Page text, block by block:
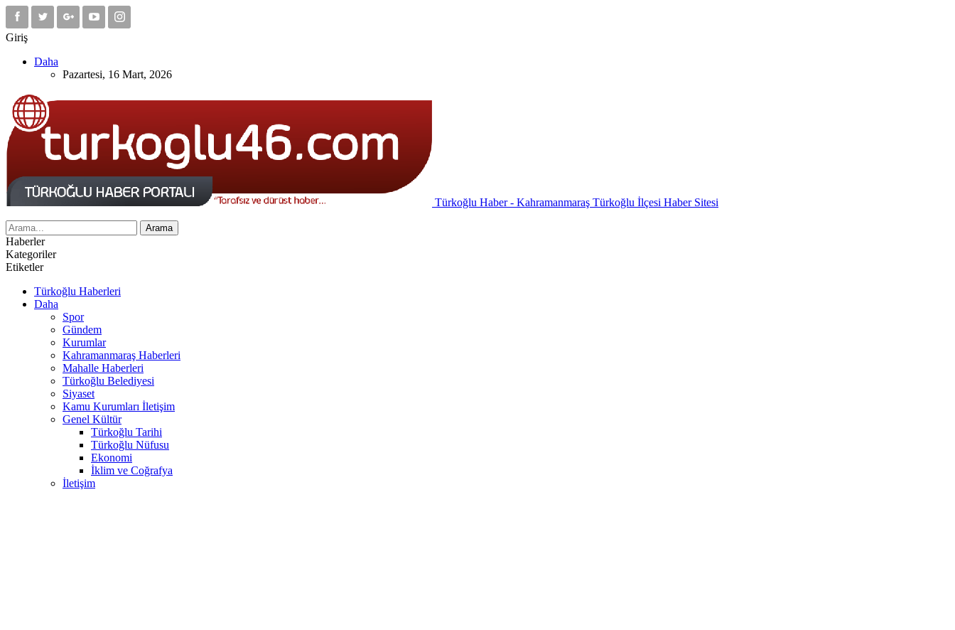
Giriş
Daha
Pazartesi, 16 Mart, 2026
Türkoğlu Haber - Kahramanmaraş Türkoğlu İlçesi Haber Sitesi
Haberler
Kategoriler
Etiketler
Türkoğlu Haberleri
Daha
Spor
Gündem
Kurumlar
Kahramanmaraş Haberleri
Mahalle Haberleri
Türkoğlu Belediyesi
Siyaset
Kamu Kurumları İletişim
Genel Kültür
Türkoğlu Tarihi
Türkoğlu Nüfusu
Ekonomi
İklim ve Coğrafya
İletişim